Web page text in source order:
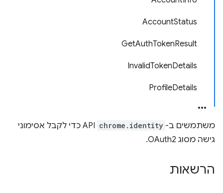
AccountStatus
GetAuthTokenResult
InvalidTokenDetails
ProfileDetails
משתמשים ב- chrome.identity
API כדי לקבל אסימוני
גישה מסוג OAuth2.
הרשאות